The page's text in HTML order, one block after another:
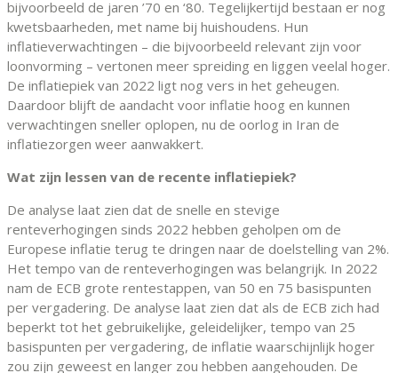
bijvoorbeeld de jaren ’70 en ‘80. Tegelijkertijd bestaan er nog
kwetsbaarheden, met name bij huishoudens. Hun
inflatieverwachtingen – die bijvoorbeeld relevant zijn voor
loonvorming – vertonen meer spreiding en liggen veelal hoger.
De inflatiepiek van 2022 ligt nog vers in het geheugen.
Daardoor blijft de aandacht voor inflatie hoog en kunnen
verwachtingen sneller oplopen, nu de oorlog in Iran de
inflatiezorgen weer aanwakkert.
Wat zijn lessen van de recente inflatiepiek?
De analyse laat zien dat de snelle en stevige
renteverhogingen sinds 2022 hebben geholpen om de
Europese inflatie terug te dringen naar de doelstelling van 2%.
Het tempo van de renteverhogingen was belangrijk. In 2022
nam de ECB grote rentestappen, van 50 en 75 basispunten
per vergadering. De analyse laat zien dat als de ECB zich had
beperkt tot het gebruikelijke, geleidelijker, tempo van 25
basispunten per vergadering, de inflatie waarschijnlijk hoger
zou zijn geweest en langer zou hebben aangehouden. De